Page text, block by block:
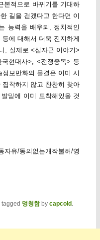
본적으로 바뀌기를 기대하
길을 걷겠다고 한다면 이
능력을 배우되, 정치적인
에 대해서 더욱 진지하게
, 실제로 <십자군 이야기>
현대사>, <전쟁중독> 등
보만화의 물결은 이미 시
착하지 않고 찬찬히 찾아
밑에 이미 도착해있을 것
유/동의없는개작불허/영
멍청함by capcold .